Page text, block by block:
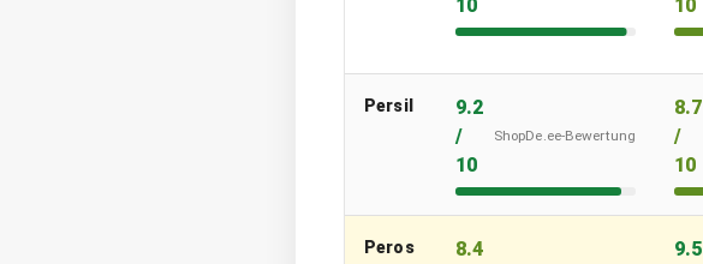
10
10
Persil
9.2
/
10
ShopDe.ee-Bewertung
8.7
/
10
Peros
8.4
9.5